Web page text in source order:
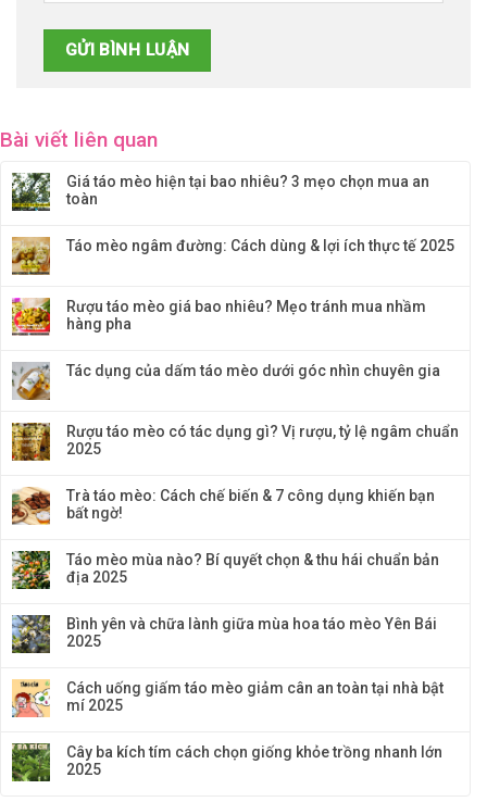
Bài viết liên quan
Giá táo mèo hiện tại bao nhiêu? 3 mẹo chọn mua an
toàn
Táo mèo ngâm đường: Cách dùng & lợi ích thực tế 2025
Rượu táo mèo giá bao nhiêu? Mẹo tránh mua nhầm
hàng pha
Tác dụng của dấm táo mèo dưới góc nhìn chuyên gia
Rượu táo mèo có tác dụng gì? Vị rượu, tỷ lệ ngâm chuẩn
2025
Trà táo mèo: Cách chế biến & 7 công dụng khiến bạn
bất ngờ!
Táo mèo mùa nào? Bí quyết chọn & thu hái chuẩn bản
địa 2025
Bình yên và chữa lành giữa mùa hoa táo mèo Yên Bái
2025
Cách uống giấm táo mèo giảm cân an toàn tại nhà bật
mí 2025
Cây ba kích tím cách chọn giống khỏe trồng nhanh lớn
2025